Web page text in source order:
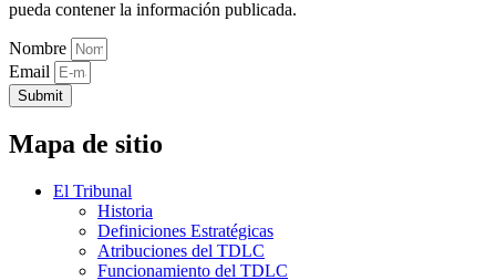
pueda contener la información publicada.
Nombre
Email
Submit
Mapa de sitio
El Tribunal
Historia
Definiciones Estratégicas
Atribuciones del TDLC
Funcionamiento del TDLC